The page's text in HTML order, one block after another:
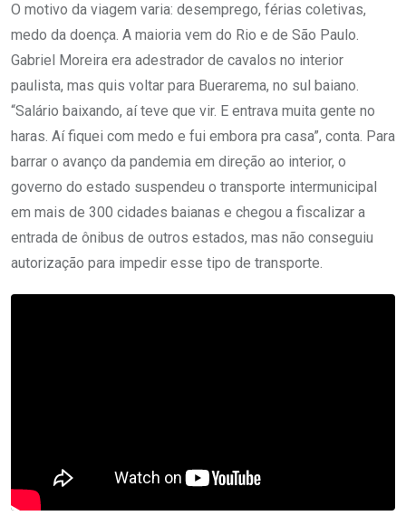
O motivo da viagem varia: desemprego, férias coletivas,
medo da doença. A maioria vem do Rio e de São Paulo.
Gabriel Moreira era adestrador de cavalos no interior
paulista, mas quis voltar para Buerarema, no sul baiano.
“Salário baixando, aí teve que vir. E entrava muita gente no
haras. Aí fiquei com medo e fui embora pra casa”, conta. Para
barrar o avanço da pandemia em direção ao interior, o
governo do estado suspendeu o transporte intermunicipal
em mais de 300 cidades baianas e chegou a fiscalizar a
entrada de ônibus de outros estados, mas não conseguiu
autorização para impedir esse tipo de transporte.